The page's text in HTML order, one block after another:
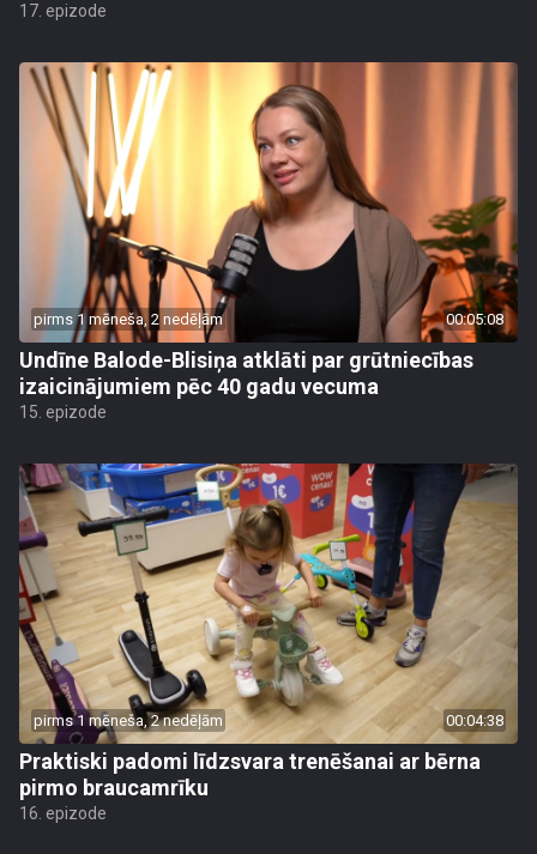
17. epizode
pirms 1 mēneša, 2 nedēļām 00:05:08
Undīne Balode-Blisiņa atklāti par grūtniecības
izaicinājumiem pēc 40 gadu vecuma
15. epizode
pirms 1 mēneša, 2 nedēļām 00:04:38
Praktiski padomi līdzsvara trenēšanai ar bērna
pirmo braucamrīku
16. epizode